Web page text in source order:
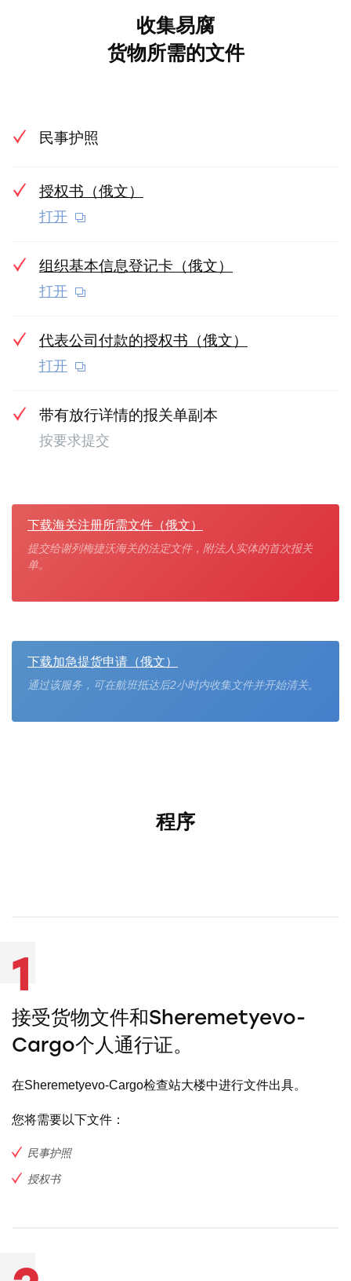
收集易腐
货物所需的文件
民事护照
授权书（俄文）
打开
组织基本信息登记卡（俄文）
打开
代表公司付款的授权书（俄文）
打开
带有放行详情的报关单副本
按要求提交
下载海关注册所需文件（俄文）
提交给谢列梅捷沃海关的法定文件，附法人实体的首次报关
单。
下载加急提货申请（俄文）
通过该服务，可在航班抵达后2小时内收集文件并开始清关。
程序
1
接受货物文件和Sheremetyevo-
Cargo个人通行证。
在Sheremetyevo-Cargo检查站大楼中进行文件出具。
您将需要以下文件：
民事护照
授权书